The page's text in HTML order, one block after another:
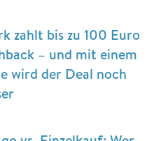
zahlt bis zu 100 Euro
– und mit einem
wird der Deal noch